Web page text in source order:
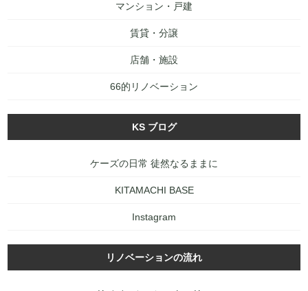
マンション・戸建
賃貸・分譲
店舗・施設
66的リノベーション
KS ブログ
ケーズの日常 徒然なるままに
KITAMACHI BASE
Instagram
リノベーションの流れ